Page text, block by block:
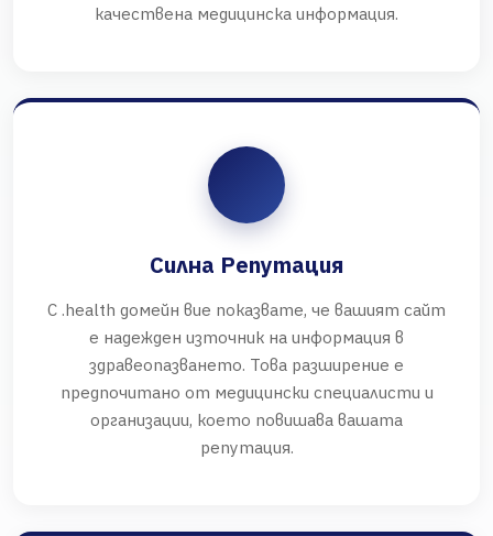
качествена медицинска информация.
Силна Репутация
С .health домейн вие показвате, че вашият сайт
е надежден източник на информация в
здравеопазването. Това разширение е
предпочитано от медицински специалисти и
организации, което повишава вашата
репутация.